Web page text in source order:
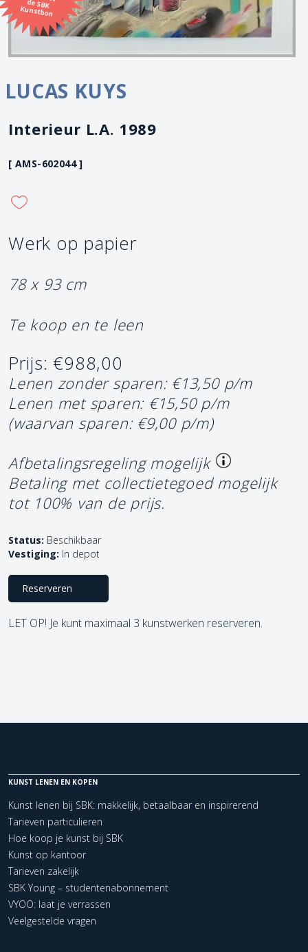
Kunstbon
LUCAS KUYS
Interieur L.A. 1989
[ AMS-602044 ]
Werk op papier
78 x 93 cm
Te koop en te leen
Prijs: €988,00
Lenen zonder sparen: €13,50 p/m
Lenen met sparen: €15,50 p/m
(waarvan sparen: €9,00 p/m)
Afbetalingsregeling mogelijk
Betaling met collectietegoed mogelijk
tot 100% van de prijs.
Status: Beschikbaar
Vestiging: In depot
Reserveren
LET OP! Je kunt maximaal 3 kunstwerken reserveren.
KUNST LENEN EN KOPEN
Kunst lenen bij SBK: makkelijk, betaalbaar en inspirerend
Tarieven particulieren
Hoe koop je kunst bij SBK
Kunst op kantoor
Tarieven zakelijk
SBK Young – studentenabonnement
VYOO: laat je verrassen
Veelgestelde vragen